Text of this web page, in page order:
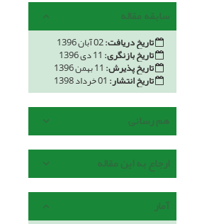
سابقه مقاله
تاریخ دریافت:02 آبان 1396
تاریخ بازنگری:
تاریخ پذیرش:
تاریخ انتشار:
هم رسانی
ارجاع به این مقاله
آمار